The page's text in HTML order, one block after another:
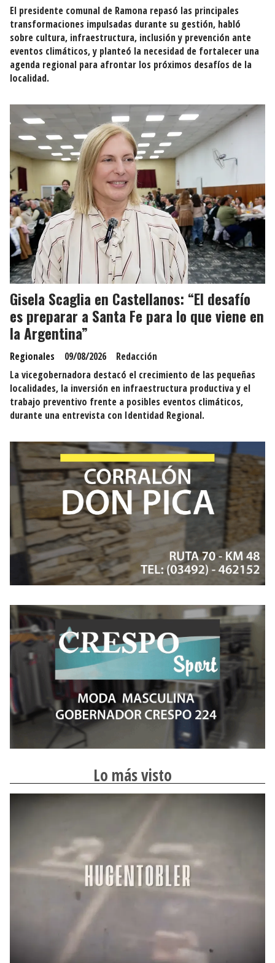
El presidente comunal de Ramona repasó las principales
transformaciones impulsadas durante su gestión, habló
sobre cultura, infraestructura, inclusión y prevención ante
eventos climáticos, y planteó la necesidad de fortalecer una
agenda regional para afrontar los próximos desafíos de la
localidad.
Gisela Scaglia en Castellanos: “El desafío
es preparar a Santa Fe para lo que viene en
la Argentina”
Redacción
Regionales
09/08/2026
La vicegobernadora destacó el crecimiento de las pequeñas
localidades, la inversión en infraestructura productiva y el
trabajo preventivo frente a posibles eventos climáticos,
durante una entrevista con Identidad Regional.
Lo más visto